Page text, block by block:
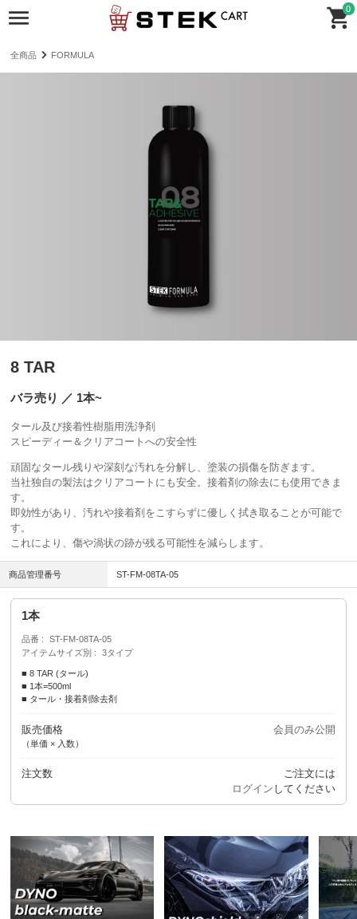
0
全商品 FORMULA
8 TAR
バラ売り ／ 1本~
タール及び接着性樹脂用洗浄剤
スピーディー＆クリアコートへの安全性
頑固なタール残りや深刻な汚れを分解し、塗装の損傷を防ぎます。
当社独自の製法はクリアコートにも安全。接着剤の除去にも使用できま
す。
即効性があり、汚れや接着剤をこすらずに優しく拭き取ることが可能で
す。
これにより、傷や渦状の跡が残る可能性を減らします。
商品管理番号 ST-FM-08TA-05
1本
品番
ST-FM-08TA-05
アイテムサイズ別
3タイプ
■ 8 TAR (タール)
■ 1本=500ml
■ タール・接着剤除去剤
販売価格
（単価 × 入数）
会員のみ公開
注文数
ご注文には
ログイン してください